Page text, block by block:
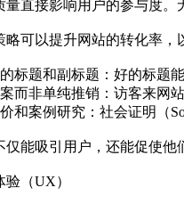
量直接影响用户的参与度
略可以提升网站的转化率，
标题和副标题：好的标题
而非单纯推销：访客来网
和案例研究：社会证明（
仅能吸引用户，还能促使他
（UX）